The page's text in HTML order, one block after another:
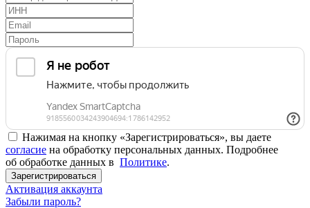
Нажимая на кнопку «Зарегистрироваться», вы даете
согласие на обработку персональных данных. Подробнее
об обработке данных в Политике.
Зарегистрироваться
Активация аккаунта
Забыли пароль?